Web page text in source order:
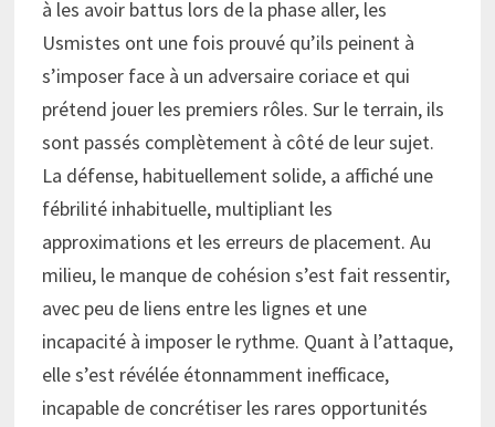
à les avoir battus lors de la phase aller, les
Usmistes ont une fois prouvé qu’ils peinent à
s’imposer face à un adversaire coriace et qui
prétend jouer les premiers rôles. Sur le terrain, ils
sont passés complètement à côté de leur sujet.
La défense, habituellement solide, a affiché une
fébrilité inhabituelle, multipliant les
approximations et les erreurs de placement. Au
milieu, le manque de cohésion s’est fait ressentir,
avec peu de liens entre les lignes et une
incapacité à imposer le rythme. Quant à l’attaque,
elle s’est révélée étonnamment inefficace,
incapable de concrétiser les rares opportunités